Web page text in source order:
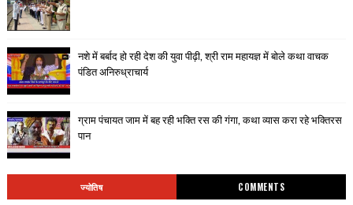
नशे में बर्बाद हो रही देश की युवा पीढ़ी, श्री राम महायज्ञ में बोले कथा वाचक
पंडित अनिरुध्राचार्य
ग्राम पंचायत जाम में बह रही भक्ति रस की गंगा, कथा व्यास करा रहे भक्तिरस
पान
ज्योतिष COMMENTS